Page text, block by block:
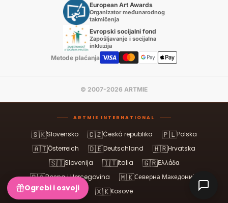
European Art Awards
Organizator međunarodnog
takmičenja
Evropski socijalni fond
Zapošljavanje i socijalna
inkluzija
Metode plaćanja
© 2007-2026 ARTMIE
ARTMIE INTERNATIONAL
🇸🇰Slovensko 🇨🇿Česká republika 🇵🇱Polska
🇦🇹Österreich 🇩🇪Deutschland 🇭🇷Hrvatska
🇸🇮Slovenija 🇮🇹Italia 🇬🇷Ελλάδα
🇧🇦Bosna i Hercegovina 🇲🇰Северна Македонија
🇽🇰Kosovë
Ogrebi i osvoji